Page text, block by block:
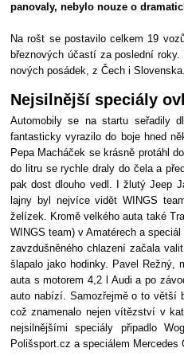
panovaly, nebylo nouze o
Na rošt se postavilo celkem 19
březnových účastí za poslední
nových posádek, z Čech i Slovenska.
Nejsilnější speciály
Automobily se na startu seřadily
fantasticky vyrazilo do boje hned
Pepa Macháček se krásně protáhl
do litru se rychle draly do čela a
pak dost dlouho vedl. I žlutý Jeep
lajny byl nejvíce vidět WINGS
želízek. Kromě velkého auta také
WINGS team) v Amatérech a
zavzdušněného chlazení začala
šlapalo jako hodinky. Pavel Režný,
auta s motorem 4,2 l Audi a po
auto nabízí. Samozřejmě o to větší
což znamenalo nejen vítězství v
nejsilnějšími speciály připadlo
Polišsport.cz a speciálem Mercedes